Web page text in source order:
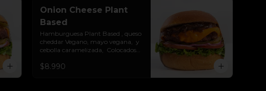
Onion Cheese Plant
Based
Hamburguesa Plant Based , queso
cheddar Vegano, mayo vegana,  y
cebolla caramelizada,  Colocados
ligeramente tostado.(No es libre de
$8.990